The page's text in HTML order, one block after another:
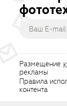
Размещение
рекламы
Правила
контента